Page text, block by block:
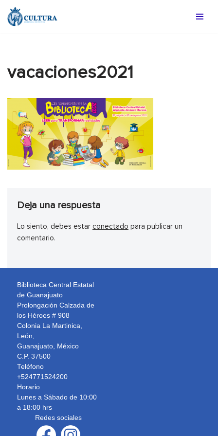
Saltar
vacaciones2021
Deja una respuesta
Lo siento, debes estar conectado para publicar un
comentario.
Biblioteca Central Estatal
de Guanajuato
Prolongación Calzada de
los Héroes # 908
Colonia La Martinica,
León,
Guanajuato, México
C.P. 37500
Teléfono
+524771524200
Horario
Lunes a Sábado de 10:00
a 18:00 hrs
Redes sociales